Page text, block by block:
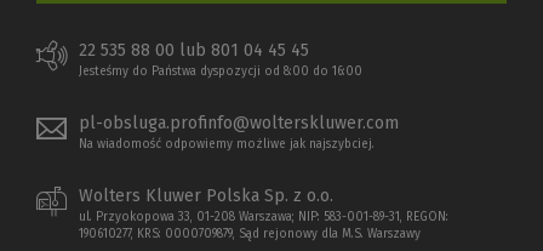
22 535 88 00 lub 801 04 45 45
Jesteśmy do Państwa dyspozycji od 8:00 do 16:00
pl-obsluga.profinfo@wolterskluwer.com
Na wiadomość odpowiemy możliwe jak najszybciej.
Wolters Kluwer Polska Sp. z o.o.
ul. Przyokopowa 33, 01-208 Warszawa; NIP: 583-001-89-31, REGON:
190610277, KRS: 0000709879, Sąd rejonowy dla M.S. Warszawy